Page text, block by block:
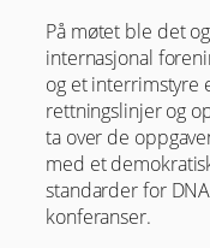
På møtet ble det
internasjonal
og et interrimstyre
rettningslinjer og
ta over de
med et
standarder for
konferanser.